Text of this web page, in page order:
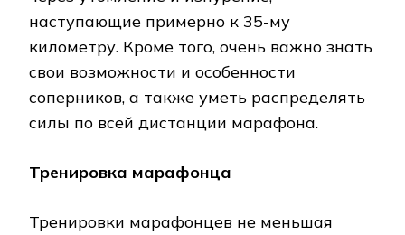
наступающие примерно к 35-му
километру. Кроме того, очень важно знать
свои возможности и особенности
соперников, а также уметь распределять
силы по всей дистанции марафона.
Тренировка марафонца
Тренировки марафонцев не меньшая